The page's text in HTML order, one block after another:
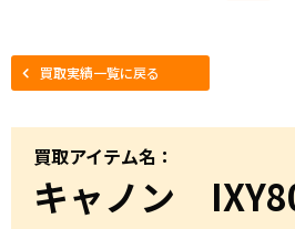
買取実績一覧に戻る
買取アイテム名：
キャノン